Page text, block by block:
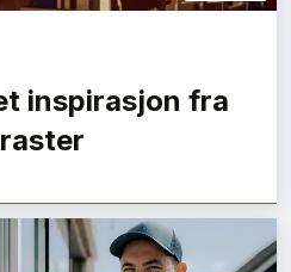
inspirasjon fra